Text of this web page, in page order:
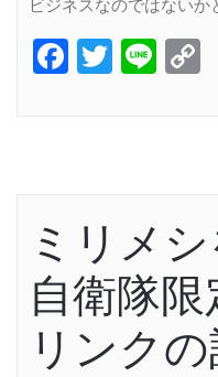
ビジネスなのではないか
Facebook
Twitter
Line
ミリメ
自衛隊
リンクの